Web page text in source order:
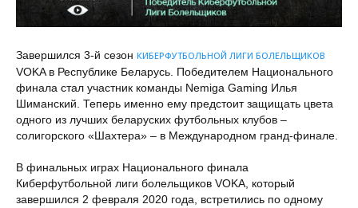
Завершился 3-й сезон КИБЕРФУТБОЛЬНОЙ ЛИГИ БОЛЕЛЬЩИКОВ
VOKA в Республике Беларусь. Победителем Национального
финала стал участник команды Nemiga Gaming Илья
Шиманский. Теперь именно ему предстоит защищать цвета
одного из лучших беларуских футбольных клубов –
солигорского «Шахтера» – в Международном гранд-финале.
В финальных играх Национального финала
Киберфутбольной лиги болельщиков VOKA, который
завершился 2 февраля 2020 года, встретились по одному